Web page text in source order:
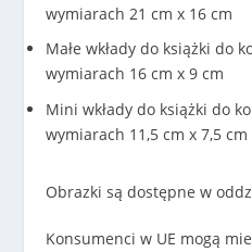
wymiarach 21 cm x 16 cm
Małe wkłady do książki do
wymiarach 16 cm x 9 cm
Mini wkłady do książki do
wymiarach 11,5 cm x 7,5 cm
Obrazki są dostępne w
Konsumenci w UE mogą